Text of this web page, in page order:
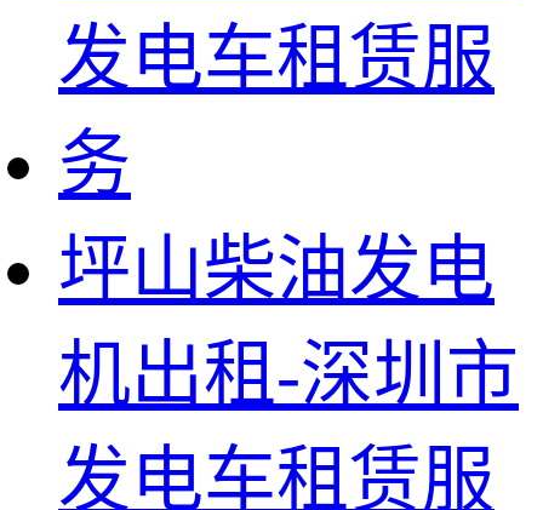
坪山柴油发电
机出租-深圳市
发电车租赁服